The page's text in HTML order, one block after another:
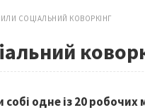
СОЦІАЛЬНИЙ КОВОРКІНГ
одне із 20 робочих